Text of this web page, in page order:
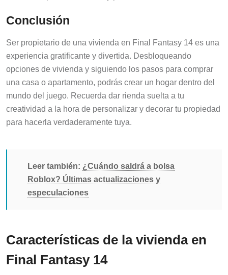
Conclusión
Ser propietario de una vivienda en Final Fantasy 14 es una
experiencia gratificante y divertida. Desbloqueando
opciones de vivienda y siguiendo los pasos para comprar
una casa o apartamento, podrás crear un hogar dentro del
mundo del juego. Recuerda dar rienda suelta a tu
creatividad a la hora de personalizar y decorar tu propiedad
para hacerla verdaderamente tuya.
Leer también: ¿Cuándo saldrá a bolsa
Roblox? Últimas actualizaciones y
especulaciones
Características de la vivienda en
Final Fantasy 14